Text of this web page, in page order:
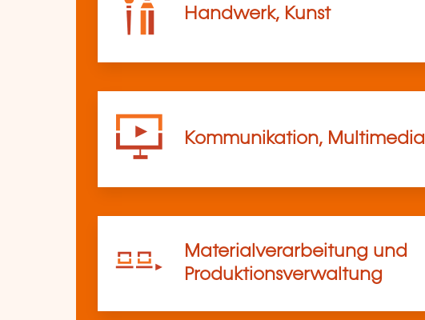
Handwerk, Kunst
Kommunikation, Multimedia
Materialverarbeitung und
Produktionsverwaltung